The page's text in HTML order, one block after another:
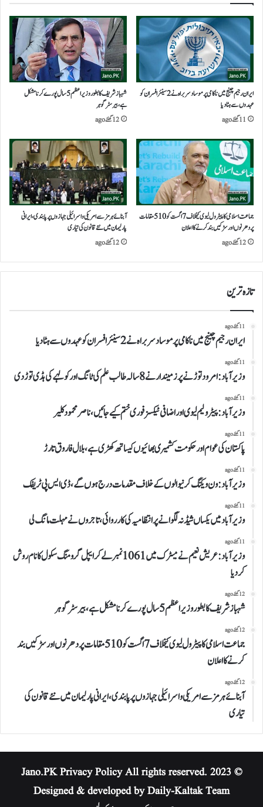
ایران رجیم چینج میں ناکامی پر موساد سربراہ نے 2 سینئر افسران کو
عہدوں سے ہٹا دیا
11 گھنٹے ago
شہباز شریف کا بطور وزیراعظم 5 سال پورے کرنا مشکل
ہے،بیرسٹر گوہر
12 گھنٹے ago
جماعت اسلامی کا پیٹرول لیوی کیخلاف 7 اگست کو 510 مقامات
پر دھرنوں اور سڑکیں بند کرنے کا اعلان
12 گھنٹے ago
آبنائے ہرمز سے امریکی و اسرائیلی جہازوں پر پابندی،ایرانی
پارلیمان میں نئے قانون کی تیاری
12 گھنٹے ago
تازہ ترین
11 گھنٹے ago
ایران رجیم چینج میں ناکامی پر موساد سربراہ نے 2 سینئر افسران کو عہدوں سے ہٹا دیا
11 گھنٹے ago
وزیرآباد:امرود توڑنے پر زمیندار نے 8 سالہ طالب علم کی ٹانگ اور کولہے کی ہڈی توڑ دی
11 گھنٹے ago
وزیرآباد:پیٹرولیم لیوی اوراضافی ٹیکسز فوری ختم کیے جائیں،ناصر محمود کلیر
11 گھنٹے ago
پاکستان کی عوام اور حکومت کشمیری بھائیوں کیساتھ کھڑی ہے،بلال فاروق تارڑ
11 گھنٹے ago
وزیرآباد:ون ویلنگ کرنیوالوں کے خلاف مقدمات درج ہوں گے،ڈی ایس پی ٹریفک
11 گھنٹے ago
وزیرآباد میں یکساں شیڈ نہ لگوانے پر انتظامیہ کی کارروائی،تاجروں نے مہلت مانگ لی
11 گھنٹے ago
وزیرآباد:عریش نعیم نے میٹرک میں 1061نمبرلے کر ایپل گرومنگ سکول کا نام روش
کردیا
12 گھنٹے ago
شہباز شریف کا بطور وزیراعظم 5 سال پورے کرنا مشکل ہے،بیرسٹر گوہر
12 گھنٹے ago
جماعت اسلامی کا پیٹرول لیوی کیخلاف 7 اگست کو 510 مقامات پر دھرنوں اور سڑکیں بند
کرنے کا اعلان
12 گھنٹے ago
آبنائے ہرمز سے امریکی و اسرائیلی جہازوں پر پابندی،ایرانی پارلیمان میں نئے قانون کی
تیاری
© 2023 Jano.PK
Privacy PolicyAll rights reserved.
Designed & developed by Daily-Kaltak Team